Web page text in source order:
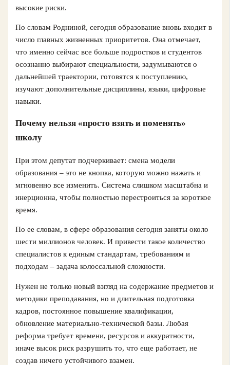
высокие риски.
По словам Родниной, сегодня образование вновь входит в
число главных жизненных приоритетов. Она отмечает,
что именно сейчас все больше подростков и студентов
осознанно выбирают специальности, задумываются о
дальнейшей траектории, готовятся к поступлению,
изучают дополнительные дисциплины, языки, цифровые
навыки.
Почему нельзя «просто взять и поменять»
школу
При этом депутат подчеркивает: смена модели
образования – это не кнопка, которую можно нажать и
мгновенно все изменить. Система слишком масштабна и
инерционна, чтобы полностью перестроиться за короткое
время.
По ее словам, в сфере образования сегодня заняты около
шести миллионов человек. И привести такое количество
специалистов к единым стандартам, требованиям и
подходам – задача колоссальной сложности.
Нужен не только новый взгляд на содержание предметов и
методики преподавания, но и длительная подготовка
кадров, постоянное повышение квалификации,
обновление материально-технической базы. Любая
реформа требует времени, ресурсов и аккуратности,
иначе высок риск разрушить то, что еще работает, не
создав ничего устойчивого взамен.